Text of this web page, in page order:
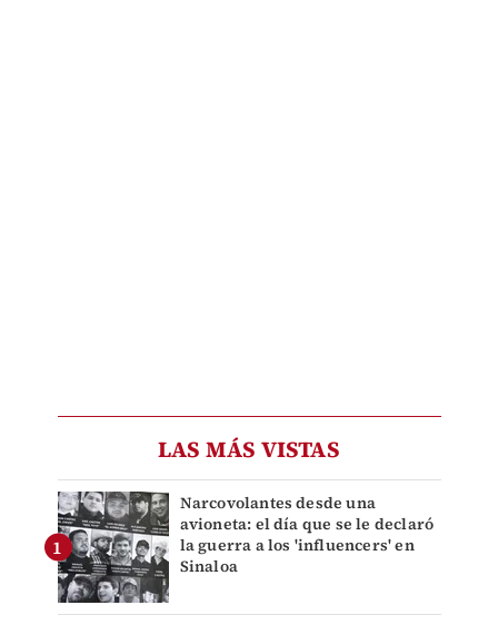
LAS MÁS VISTAS
Narcovolantes desde una
avioneta: el día que se le declaró
la guerra a los 'influencers' en
Sinaloa